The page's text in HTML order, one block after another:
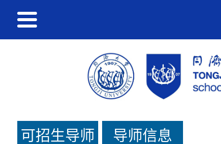
可招生导师
导师信息